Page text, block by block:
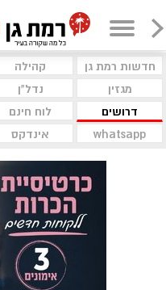
חדשות רמת גן קהילה
מגזין
נדל"ן
דרושים
לוח חינם
whatsapp
אינדקס